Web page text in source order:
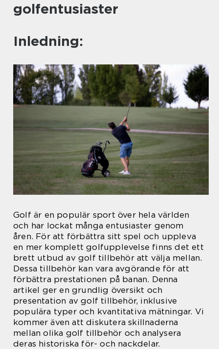
golfentusiaster
Inledning:
Golf är en populär sport över hela världen
och har lockat många entusiaster genom
åren. För att förbättra sitt spel och uppleva
en mer komplett golfupplevelse finns det ett
brett utbud av golf tillbehör att välja mellan.
Dessa tillbehör kan vara avgörande för att
förbättra prestationen på banan. Denna
artikel ger en grundlig översikt och
presentation av golf tillbehör, inklusive
populära typer och kvantitativa mätningar. Vi
kommer även att diskutera skillnaderna
mellan olika golf tillbehör och analysera
deras historiska för- och nackdelar.